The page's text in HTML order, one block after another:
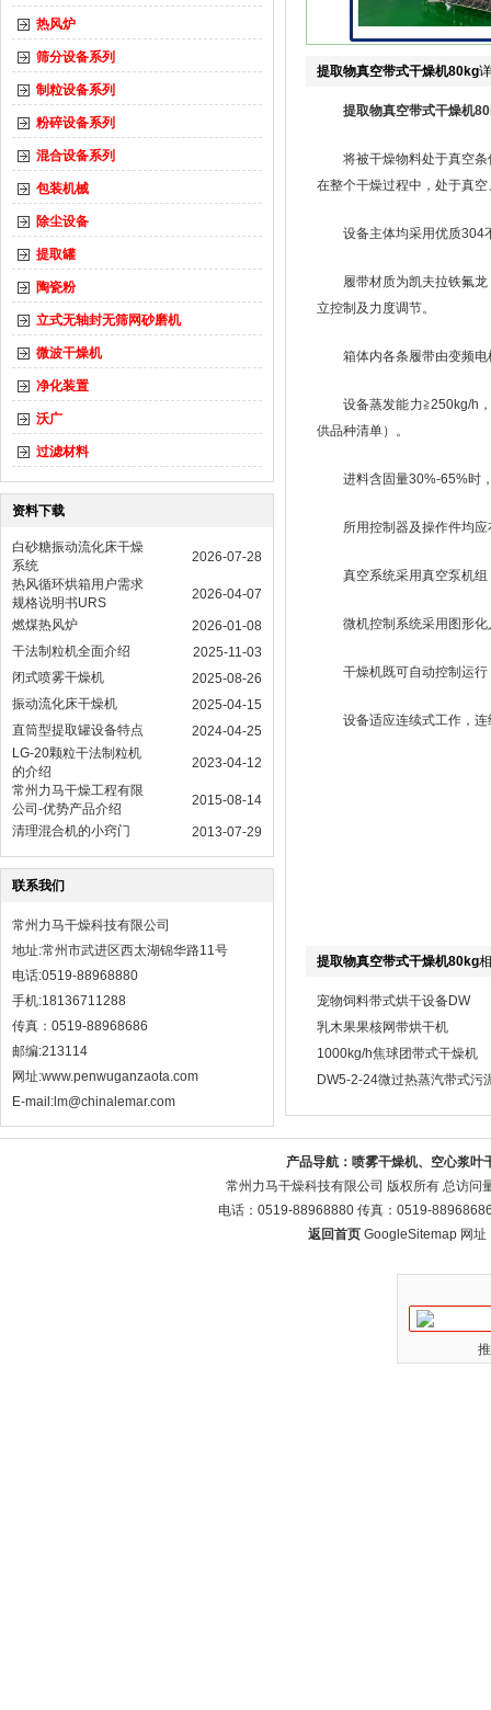
热风炉
筛分设备系列
制粒设备系列
粉碎设备系列
混合设备系列
包装机械
除尘设备
提取罐
陶瓷粉
立式无轴封无筛网砂磨机
微波干燥机
净化装置
沃广
过滤材料
资料下载
白砂糖振动流化床干燥
系统
2026-07-28
热风循环烘箱用户需求
规格说明书URS
2026-04-07
燃煤热风炉
2026-01-08
干法制粒机全面介绍
2025-11-03
闭式喷雾干燥机
2025-08-26
振动流化床干燥机
2025-04-15
直筒型提取罐设备特点
2024-04-25
LG-20颗粒干法制粒机
的介绍
2023-04-12
常州力马干燥工程有限
公司-优势产品介绍
2015-08-14
清理混合机的小窍门
2013-07-29
联系我们
常州力马干燥科技有限公司
地址:常州市武进区西太湖锦华路11号
电话:0519-88968880
手机:18136711288
传真：0519-88968686
邮编:213114
网址:www.penwuganzaota.com
E-mail:lm@chinalemar.com
提取物真空带式干燥机80kg
提取物真空带式干燥机
将被干燥物料处于真空
在整个干燥过程中，处于真
设备主体均采用优质304
履带材质为凯夫拉铁氟
立控制及力度调节。
箱体内各条履带由变频
设备蒸发能力≧250kg/h
供品种清单）。
进料含固量30%-65%时
所用控制器及操作件均
真空系统采用真空泵机
微机控制系统采用图形
干燥机既可自动控制运
设备适应连续式工作，
提取物真空带式干燥机80kg
宠物饲料带式烘干设备DW
乳木果果核网带烘干机
1000kg/h焦球团带式干燥机
DW5-2-24微过热蒸汽带式污
产品导航： 喷雾干燥机、空心浆叶
常州力马干燥科技有限公司 版权所有 总访问
电话：0519-88968880 传真：0519-
返回首页 GoogleSitemap 网